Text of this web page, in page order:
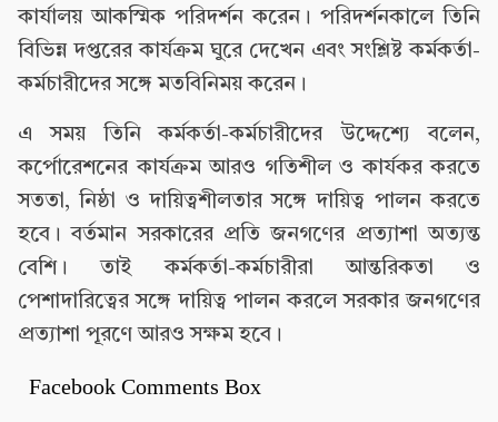
কার্যালয় আকস্মিক পরিদর্শন করেন। পরিদর্শনকালে তিনি
বিভিন্ন দপ্তরের কার্যক্রম ঘুরে দেখেন এবং সংশ্লিষ্ট কর্মকর্তা-
কর্মচারীদের সঙ্গে মতবিনিময় করেন।
এ সময় তিনি কর্মকর্তা-কর্মচারীদের উদ্দেশ্যে বলেন,
কর্পোরেশনের কার্যক্রম আরও গতিশীল ও কার্যকর করতে
সততা, নিষ্ঠা ও দায়িত্বশীলতার সঙ্গে দায়িত্ব পালন করতে
হবে। বর্তমান সরকারের প্রতি জনগণের প্রত্যাশা অত্যন্ত
বেশি। তাই কর্মকর্তা-কর্মচারীরা আন্তরিকতা ও
পেশাদারিত্বের সঙ্গে দায়িত্ব পালন করলে সরকার জনগণের
প্রত্যাশা পূরণে আরও সক্ষম হবে।
Facebook Comments Box